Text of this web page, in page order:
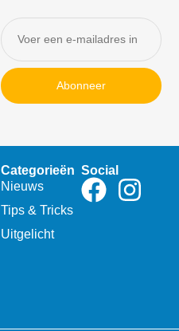
Abonneer
Categorieën
Nieuws
Tips & Tricks
Uitgelicht
Social